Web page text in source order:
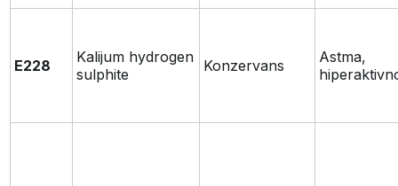
E228
Kalijum hydrogen
sulphite
Konzervans
Astma,